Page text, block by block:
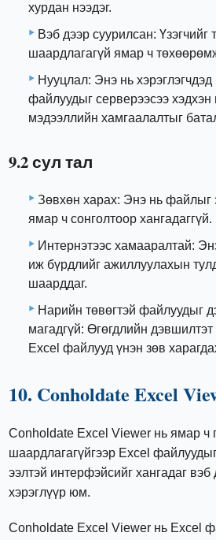
хурдан нээдэг.
Вэб дээр суурилсан: Үзэгчийг
шаардлагагүй ямар ч
Нууцлал: Энэ нь
файлуудыг серверээсээ хэдхэн
мэдээллийн хамгаалалтыг
9.2 сул тал
Зөвхөн харах: Энэ нь файлыг
ямар ч сонголтоор хангадаггүй.
Интернэтээс хамааралтай:
иж бүрдлийг ажиллуулахын
шаарддаг.
Нарийн төвөгтэй файлуудыг
магадгүй: Өгөгдлийн
Excel файлууд үнэн зөв
10. Conholdate Excel
Conholdate Excel Viewer нь ямар ч
шаардлагагүйгээр Excel файлуудыг
ээлтэй интерфэйсийг хангадаг
хэрэглүүр юм.
Conholdate Excel Viewer нь Excel